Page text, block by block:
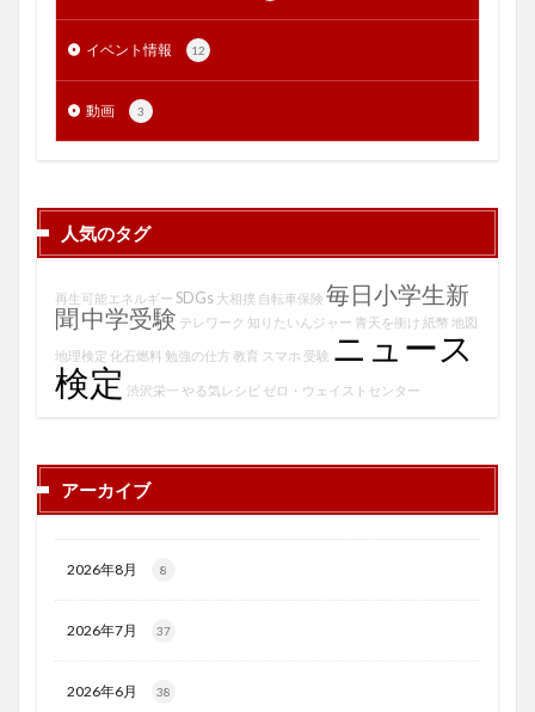
イベント情報 12
動画 3
人気のタグ
再生可能エネルギー SDGs 大相撲 自転車保険 毎日小学生新
聞中学受験 テレワーク 知りたいんジャー 青天を衝け 紙幣 地図
地理検定 化石燃料 勉強の仕方 教育 スマホ 受験 ニュース
検定 渋沢栄一 やる気レシピ ゼロ・ウェイストセンター
アーカイブ
2026年8月 8
2026年7月 37
2026年6月 38